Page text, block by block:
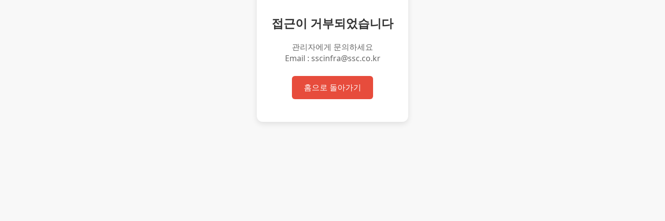
접근이 거부되었습니다
관리자에게 문의하세요
Email : sscinfra@ssc.co.kr
홈으로 돌아가기